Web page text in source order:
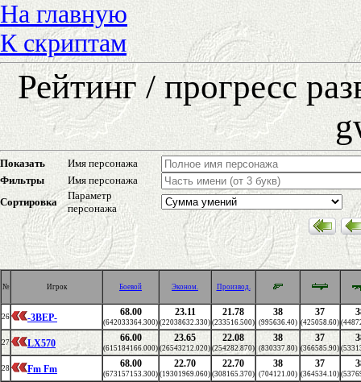
На главную
К скриптам
Рейтинг / прогресс
Показать
Имя персонажа
Фильтры
Имя персонажа
Сортировка
Параметр
персонажа
№ Игрок Боевой Эконом. Производ.
26 -3BEP- 68.00
(642033364.300)
23.11
(22038632.330)
21.78
(233516.500)
38
(995636.40)
37
(425058.60)
27 LX570 66.00
(615184166.000)
23.65
(26543212.020)
22.08
(254282.870)
38
(830337.80)
37
(366585.90)
28 Fm Fm 68.00
(673157153.300)
22.70
(19301969.060)
22.70
(308165.370)
38
(704121.00)
37
(364534.10)